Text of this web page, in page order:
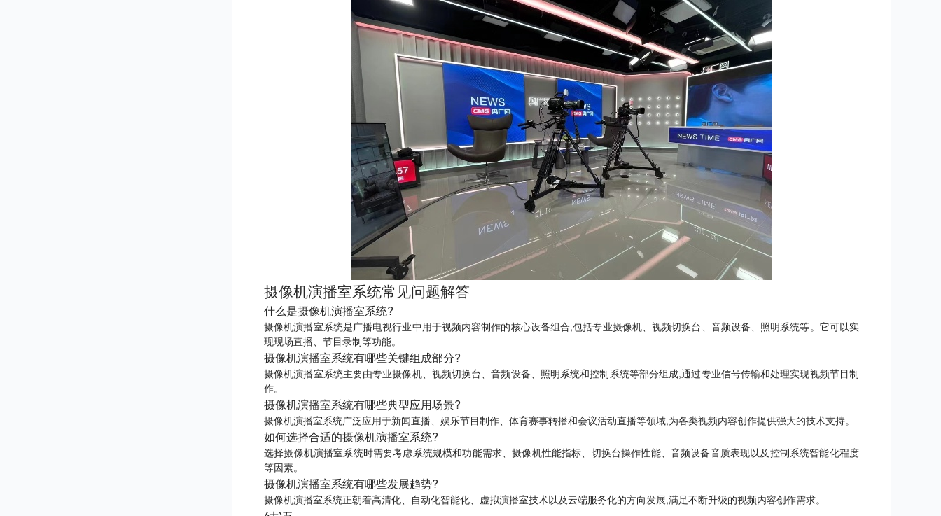
摄像机演播室系统常见问题解答
什么是摄像机演播室系统?
摄像机演播室系统是广播电视行业中用于视频内容制作的核心设备组合,包括专业摄像机、视频切换台、音频设备、照明系统等。它可以实
现现场直播、节目录制等功能。
摄像机演播室系统有哪些关键组成部分?
摄像机演播室系统主要由专业摄像机、视频切换台、音频设备、照明系统和控制系统等部分组成,通过专业信号传输和处理实现视频节目制
作。
摄像机演播室系统有哪些典型应用场景?
摄像机演播室系统广泛应用于新闻直播、娱乐节目制作、体育赛事转播和会议活动直播等领域,为各类视频内容创作提供强大的技术支持。
如何选择合适的摄像机演播室系统?
选择摄像机演播室系统时需要考虑系统规模和功能需求、摄像机性能指标、切换台操作性能、音频设备音质表现以及控制系统智能化程度
等因素。
摄像机演播室系统有哪些发展趋势?
摄像机演播室系统正朝着高清化、自动化智能化、虚拟演播室技术以及云端服务化的方向发展,满足不断升级的视频内容创作需求。